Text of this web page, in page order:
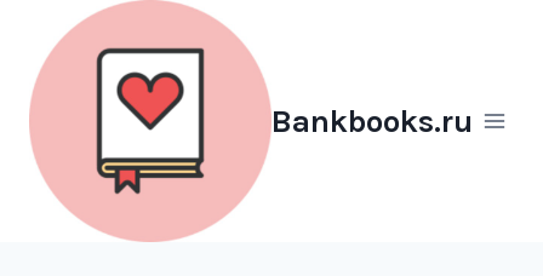
Перейти
содержимому
Bankbooks.ru